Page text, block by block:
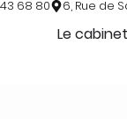
68 80 6, Rue de
Le cabinet